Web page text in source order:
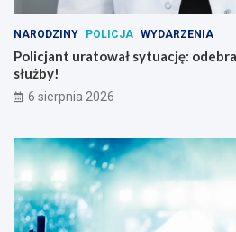
NARODZINY POLICJA WYDARZENIA
Policjant uratował sytuację:
służby!
6 sierpnia 2026